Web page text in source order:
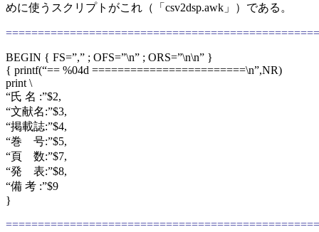
めに使うスクリプトがこれ（「csv2dsp.awk」）である。
BEGIN { FS=”,” ; OFS=”\n” ; ORS=”\n\n” }
{ printf(“== %04d ========================\n”,NR)
print \
“氏 名 :”$2,
“文献名:”$3,
“掲載誌:”$4,
“巻 号:”$5,
“頁 数:”$7,
“発 表:”$8,
“備 考 :”$9
}